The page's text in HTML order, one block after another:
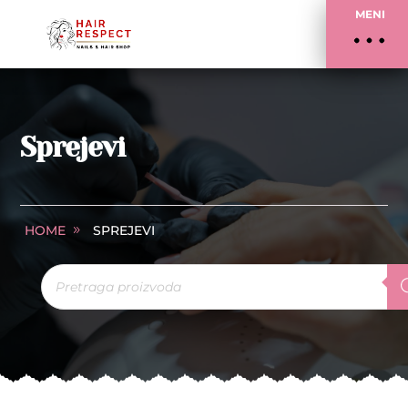
MENI
Sprejevi
HOME SPREJEVI
Products
search